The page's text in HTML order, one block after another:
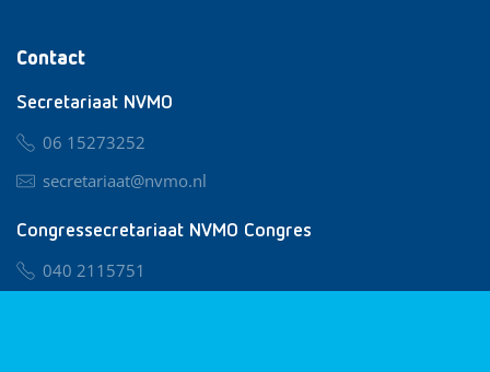
Contact
Secretariaat NVMO
06 15273252
secretariaat@nvmo.nl
Congressecretariaat NVMO Congres
040 2115751